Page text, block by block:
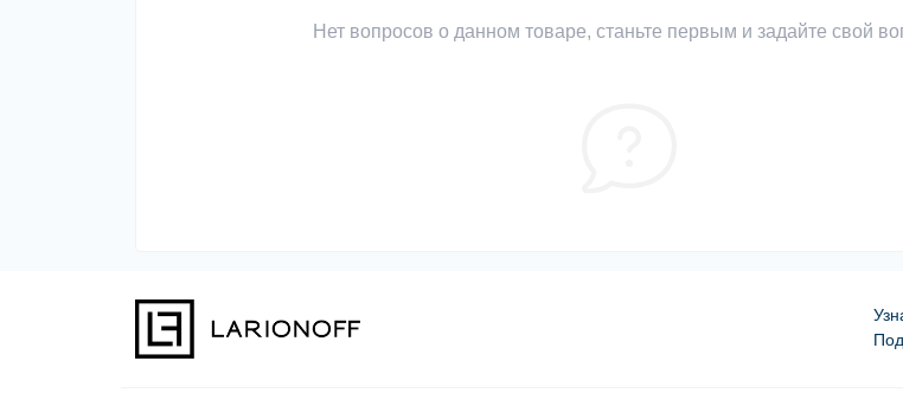
Нет вопросов о данном товаре, станьте первым и задайте свой